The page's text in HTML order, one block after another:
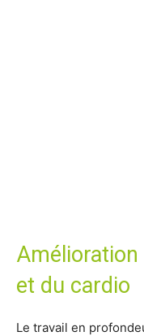
Amélioration
et du cardio
Le travail en